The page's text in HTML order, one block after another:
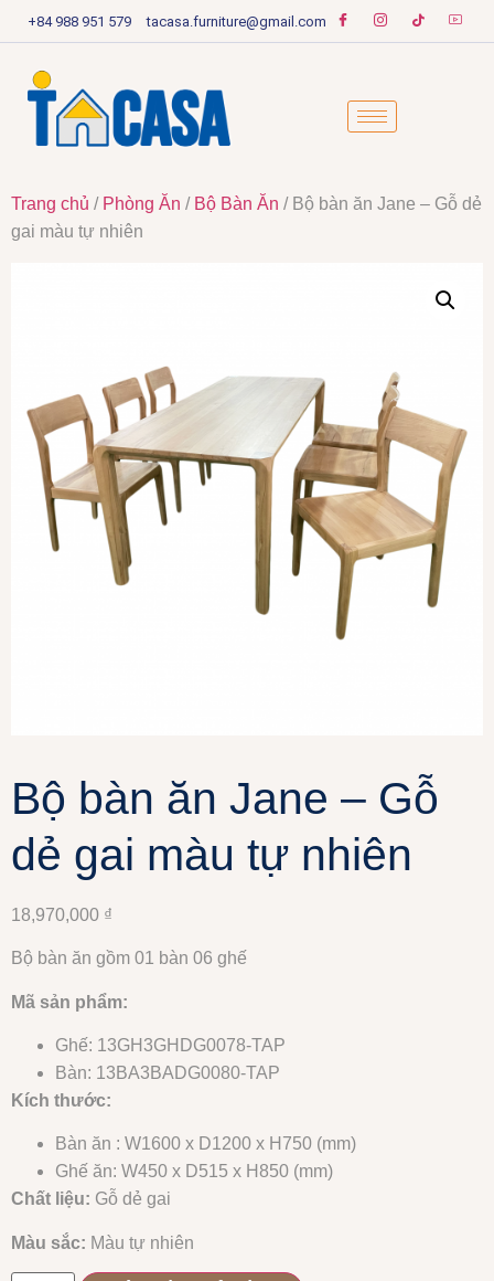
+84 988 951 579 tacasa.furniture@gmail.com
Trang chủ / Phòng Ăn / Bộ Bàn Ăn / Bộ bàn ăn Jane – Gỗ dẻ
gai màu tự nhiên
Bộ bàn ăn Jane – Gỗ
dẻ gai màu tự nhiên
18,970,000 ₫
Bộ bàn ăn gồm 01 bàn 06 ghế
Mã sản phẩm:
Ghế: 13GH3GHDG0078-TAP
Bàn: 13BA3BADG0080-TAP
Kích thước:
Bàn ăn : W1600 x D1200 x H750 (mm)
Ghế ăn: W450 x D515 x H850 (mm)
Chất liệu: Gỗ dẻ gai
Màu sắc: Màu tự nhiên